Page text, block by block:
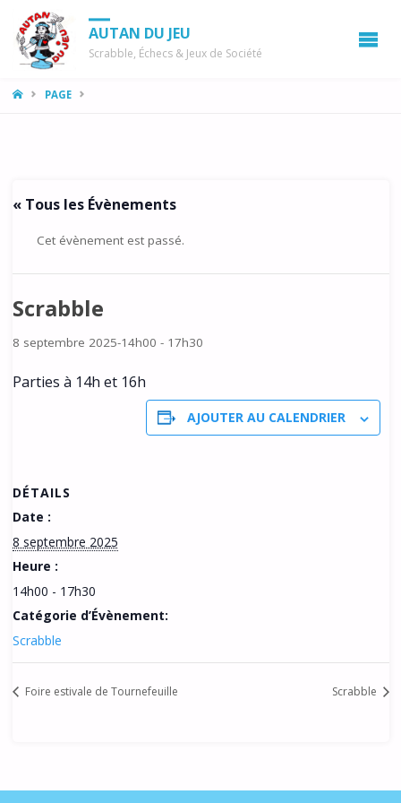
AUTAN DU JEU
Scrabble, Échecs & Jeux de Société
LA
PAGE
« Tous les Évènements
Cet évènement est passé.
Scrabble
8 septembre 2025-14h00 - 17h30
Parties à 14h et 16h
AJOUTER AU CALENDRIER
DÉTAILS
Date :
8 septembre 2025
Heure :
14h00 - 17h30
Catégorie d’Évènement:
Scrabble
Foire estivale de Tournefeuille Scrabble